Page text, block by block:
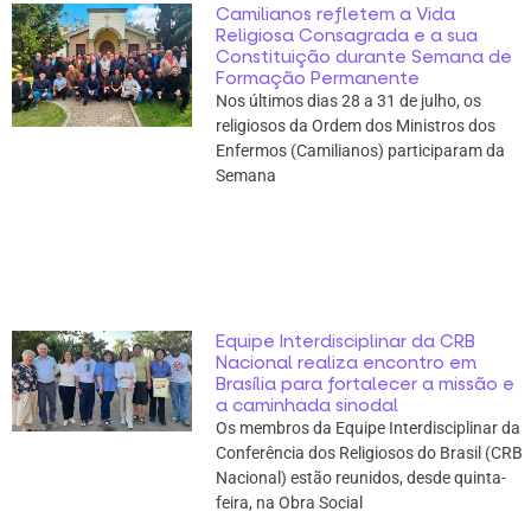
Camilianos refletem a Vida
Religiosa Consagrada e a sua
Constituição durante Semana de
Formação Permanente
Nos últimos dias 28 a 31 de julho, os
religiosos da Ordem dos Ministros dos
Enfermos (Camilianos) participaram da
Semana
Equipe Interdisciplinar da CRB
Nacional realiza encontro em
Brasília para fortalecer a missão e
a caminhada sinodal
Os membros da Equipe Interdisciplinar da
Conferência dos Religiosos do Brasil (CRB
Nacional) estão reunidos, desde quinta-
feira, na Obra Social